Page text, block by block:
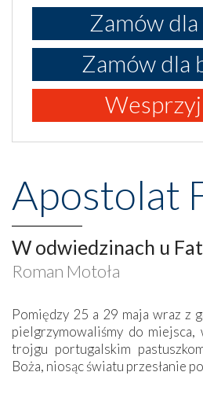
Zamów
Zamów dla
Wesprzyj
Apostolat
W odwiedzinach u
Roman Motoła
Pomiędzy 25 a 29 maja wraz z
pielgrzymowaliśmy do
trojgu portugalskim
Boża, niosąc światu przesłanie